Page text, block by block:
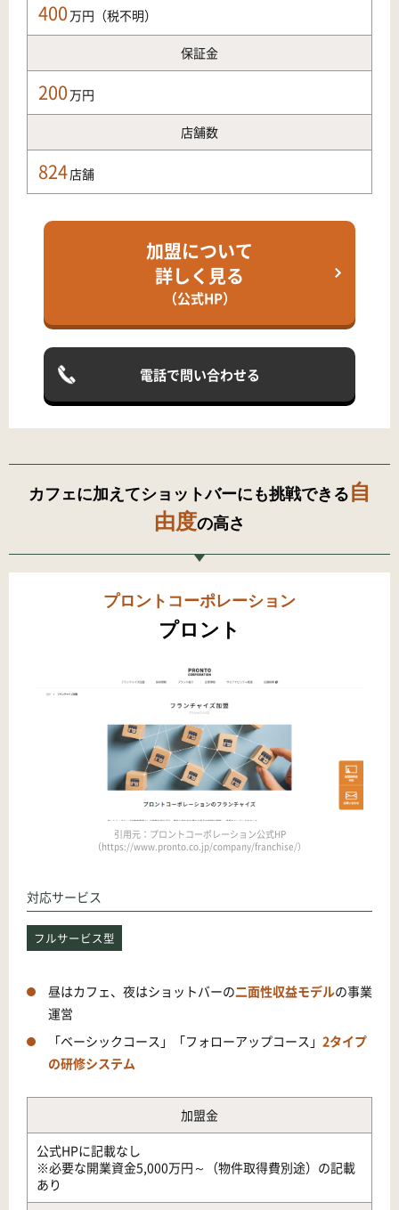
400 万円 （税不明）
保証金
200 万円
店舗数
824店舗
加盟について
詳しく見る
（公式HP）
電話で問い合わせる
カフェに加えてショットバーにも挑戦できる 自
由度の高さ
プロントコーポレーション
プロント
引用元：プロントコーポレーション公式HP
（https://www.pronto.co.jp/company/franchise/）
対応サービス
フルサービス型
昼はカフェ、夜はショットバーの二面性収益モデルの事業
運営
「ベーシックコース」「フォローアップコース」 2タイプ
の研修システム
加盟金
公式HPに記載なし
※必要な開業資金5,000万円～（物件取得費別途）の記載
あり